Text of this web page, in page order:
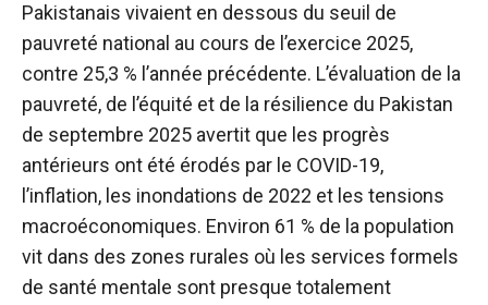
Pakistanais vivaient en dessous du seuil de
pauvreté national au cours de l’exercice 2025,
contre 25,3 % l’année précédente. L’évaluation de la
pauvreté, de l’équité et de la résilience du Pakistan
de septembre 2025 avertit que les progrès
antérieurs ont été érodés par le COVID-19,
l’inflation, les inondations de 2022 et les tensions
macroéconomiques. Environ 61 % de la population
vit dans des zones rurales où les services formels
de santé mentale sont presque totalement